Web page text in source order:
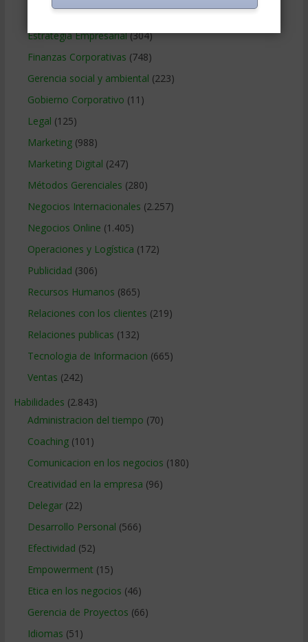
Educacion Gerencial(454)
Estrategia Empresarial(304)
Finanzas Corporativas (748)
Gerencia social y ambiental (223)
Gobierno Corporativo (11)
Legal (125)
Marketing(988)
Marketing Digital (247)
Métodos Gerenciales (280)
Negocios Internacionales (2.257)
Negocios Online (1.405)
Operaciones y Logística (172)
Publicidad (306)
Recursos Humanos (865)
Relaciones con los clientes (219)
Relaciones publicas (132)
Tecnologia de Informacion (665)
Ventas (242)
Habilidades (2.843)
Administracion del tiempo (70)
Coaching(101)
Comunicacion en los negocios (180)
Creatividad en la empresa (96)
Delegar(22)
Desarrollo Personal (566)
Efectividad (52)
Empowerment (15)
Etica en los negocios (46)
Gerencia de Proyectos (66)
Idiomas (51)